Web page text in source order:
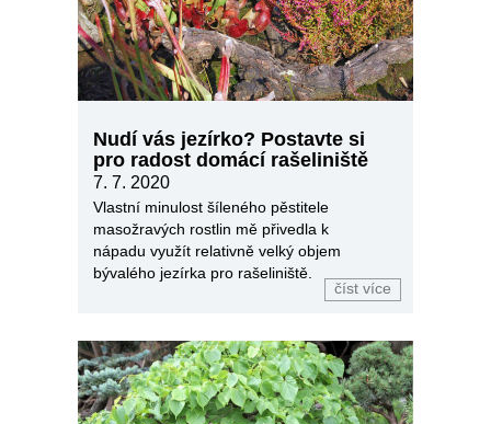
Nudí vás jezírko? Postavte si
pro radost domácí rašeliniště
7. 7. 2020
Vlastní minulost šíleného pěstitele
masožravých rostlin mě přivedla k
nápadu využít relativně velký objem
bývalého jezírka pro rašeliniště.
číst více